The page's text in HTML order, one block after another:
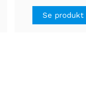
Se produkt